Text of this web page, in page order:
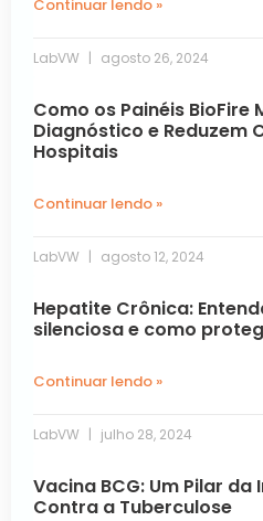
Continuar lendo »
LabVW agosto 26, 2024
Como os Painéis BioFire
Diagnóstico e Reduzem
Hospitais
Continuar lendo »
LabVW agosto 12, 2024
Hepatite Crônica:
silenciosa e como
Continuar lendo »
LabVW julho 28, 2024
Vacina BCG: Um Pilar
Contra a Tuberculose